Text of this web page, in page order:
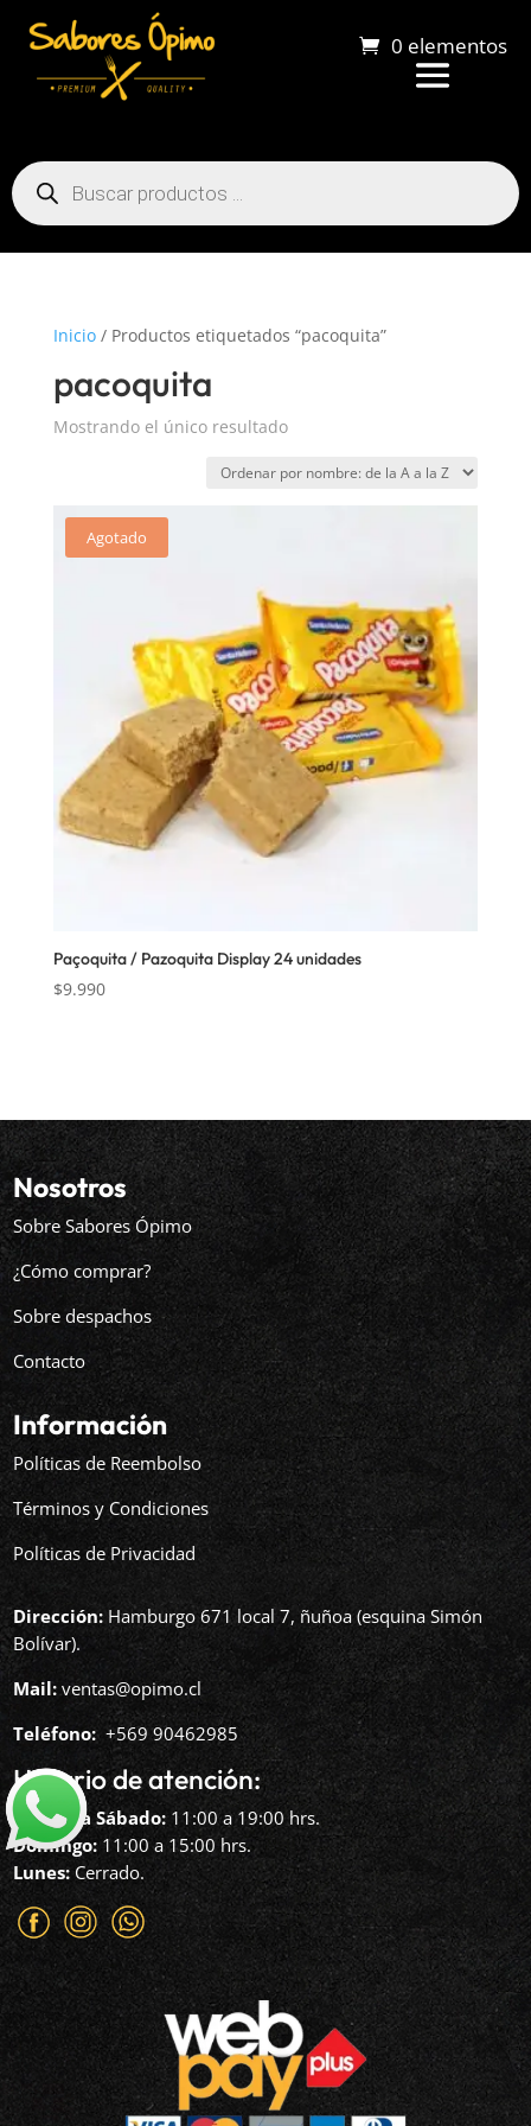
0 elementos
Búsqueda
de
productos
Inicio/ Productos etiquetados “pacoquita”
pacoquita
Mostrando el único resultado
Agotado
Paçoquita / Pazoquita Display 24 unidades
$9.990
Nosotros
Sobre Sabores Ópimo
¿Cómo comprar?
Sobre despachos
Contacto
Información
Políticas de Reembolso
Términos y Condiciones
Políticas de Privacidad
Dirección: Hamburgo 671 local 7, ñuñoa (esquina Simón
Bolívar).
Mail: ventas@opimo.cl
Teléfono: ‪+569 90462985‬
Horario de atención:
Martes a Sábado: 11:00 a 19:00 hrs.
Domingo: 11:00 a 15:00 hrs.
Lunes: Cerrado.